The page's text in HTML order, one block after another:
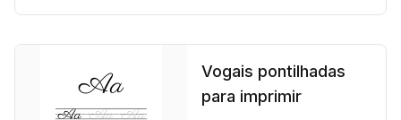
Vogais pontilhadas
para imprimir